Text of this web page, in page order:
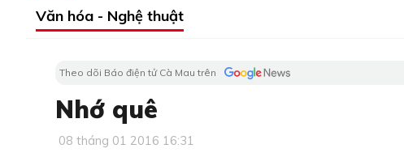
Văn hóa - Nghệ thuật
Theo dõi Báo điện tử Cà Mau trên
Nhớ quê
08 tháng 01 2016 16:31